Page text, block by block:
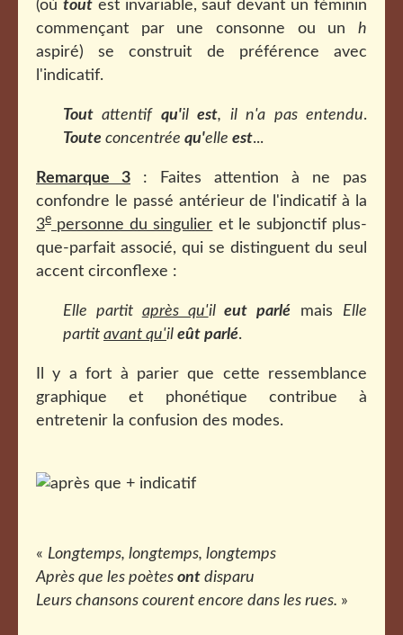
(où toutest invariable, sauf devant un féminin
commençant par une consonne ou un h
aspiré) se construit de préférence avec
l'indicatif.
Tout attentif qu'ilest, il n'a pas entendu.
Toute concentrée qu'elle est...
Remarque 3 : Faites attention à ne pas
confondre le passé antérieur de l'indicatif à la
3e personne du singulier et le subjonctif plus-
que-parfait associé, qui se distinguent du seul
accent circonflexe :
Elle partit après qu'ileut parlé mais Elle
partit avant qu'il eût parlé.
Il y a fort à parier que cette ressemblance
graphique et phonétique contribue à
entretenir la confusion des modes.
« Longtemps, longtemps, longtemps
Après que les poètes ont disparu
Leurs chansons courent encore dans les rues. »